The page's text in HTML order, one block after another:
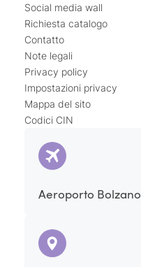
Social media wall
Richiesta catalogo
Contatto
Note legali
Privacy policy
Impostazioni privacy
Mappa del sito
Codici CIN
Aeroporto Bolzano